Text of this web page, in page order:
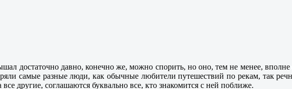
достаточно давно, конечно же, можно спорить, но оно, тем не менее,
самые разные люди, как обычные любители путешествий по рекам, так
другие, соглашаются буквально все, кто знакомится с ней поближе.